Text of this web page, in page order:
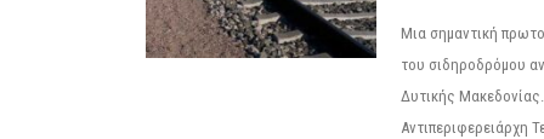
Μια σημαντική
του σιδηροδρόμου
Δυτικής
Αντιπεριφερειάρχη